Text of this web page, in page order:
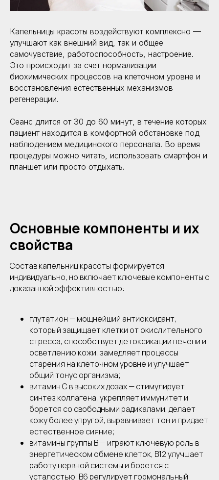
Капельницы красоты воздействуют комплексно —
улучшают как внешний вид, так и общее
самочувствие, работоспособность, настроение.
Это происходит за счет нормализации
биохимических процессов на клеточном уровне и
восстановления естественных механизмов
регенерации.
Сеанс длится от 30 до 60 минут, в течение которых
пациент находится в комфортной обстановке под
наблюдением медицинского персонала. Во время
процедуры можно читать, использовать смартфон и
планшет или просто отдыхать.
Основные компоненты и их
свойства
Состав капельниц красоты формируется
индивидуально, но включает ключевые компоненты с
доказанной эффективностью:
глутатион — мощнейший антиоксидант,
который защищает клетки от окислительного
стресса, способствует детоксикации печени и
осветлению кожи, замедляет процессы
старения на клеточном уровне и улучшает
общий тонус организма;
витамин C в высоких дозах — стимулирует
синтез коллагена, укрепляет иммунитет и
борется со свободными радикалами, делает
кожу более упругой, выравнивает тон и придает
естественное сияние;
витамины группы B — играют ключевую роль в
энергетическом обмене клеток, B12 улучшает
работу нервной системы и борется с
усталостью, B6 регулирует гормональный